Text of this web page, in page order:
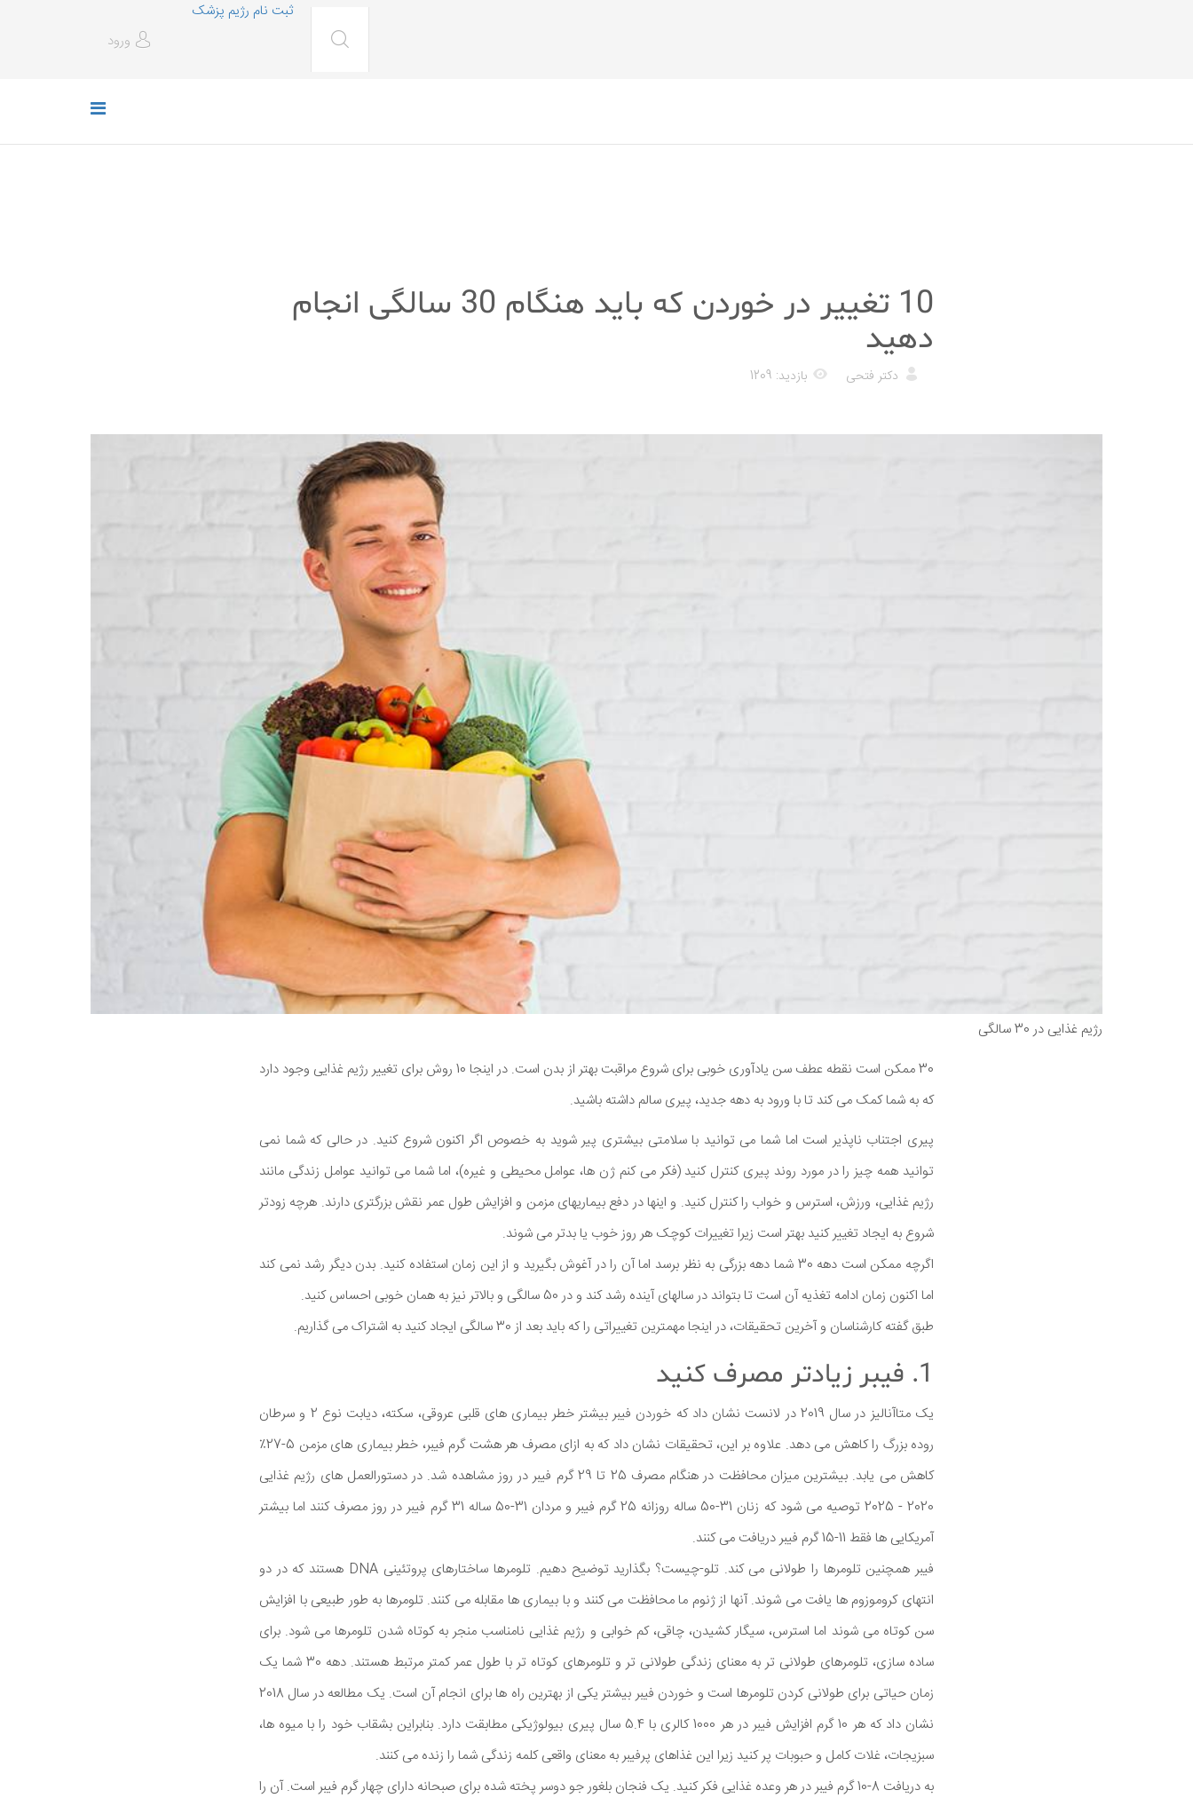
ثبت نام رژیم پزشک
ورود
10 تغییر در خوردن که باید هنگام 30 سالگی انجام
دهید
دکتر فتحی بازدید: 1209
رژیم غذایی در 30 سالگی
30 ممکن است نقطه عطف سن یادآوری خوبی برای شروع مراقبت بهتر از بدن است. در اینجا 10 روش برای تغییر رژیم غذایی وجود دارد
که به شما کمک می کند تا با ورود به دهه جدید، پیری سالم داشته باشید.
پیری اجتناب ناپذیر است اما شما می توانید با سلامتی بیشتری پیر شوید به خصوص اگر اکنون شروع کنید. در حالی که شما نمی
توانید همه چیز را در مورد روند پیری کنترل کنید (فکر می کنم ژن ها، عوامل محیطی و غیره)، اما شما می توانید عوامل زندگی مانند
رژیم غذایی، ورزش، استرس و خواب را کنترل کنید. و اینها در دفع بیماریهای مزمن و افزایش طول عمر نقش بزرگتری دارند. هرچه زودتر
شروع به ایجاد تغییر کنید بهتر است زیرا تغییرات کوچک هر روز خوب یا بدتر می شوند.
اگرچه ممکن است دهه 30 شما دهه بزرگی به نظر برسد اما آن را در آغوش بگیرید و از این زمان استفاده کنید. بدن دیگر رشد نمی کند
اما اکنون زمان ادامه تغذیه آن است تا بتواند در سالهای آینده رشد کند و در 50 سالگی و بالاتر نیز به همان خوبی احساس کنید.
طبق گفته کارشناسان و آخرین تحقیقات، در اینجا مهمترین تغییراتی را که باید بعد از 30 سالگی ایجاد کنید به اشتراک می گذاریم.
1. فیبر زیادتر مصرف کنید
یک متاآنالیز در سال 2019 در لانست نشان داد که خوردن فیبر بیشتر خطر بیماری های قلبی عروقی، سکته، دیابت نوع 2 و سرطان
روده بزرگ را کاهش می دهد. علاوه بر این، تحقیقات نشان داد که به ازای مصرف هر هشت گرم فیبر، خطر بیماری های مزمن 5-27٪
کاهش می یابد. بیشترین میزان محافظت در هنگام مصرف 25 تا 29 گرم فیبر در روز مشاهده شد. در دستورالعمل های رژیم غذایی
2020 - 2025 توصیه می شود که زنان 31-50 ساله روزانه 25 گرم فیبر و مردان 31-50 ساله 31 گرم فیبر در روز مصرف کنند اما بیشتر
آمریکایی ها فقط 11-15 گرم فیبر دریافت می کنند.
فیبر همچنین تلومرها را طولانی می کند. تلو-چیست؟ بگذارید توضیح دهیم. تلومرها ساختارهای پروتئینی DNA هستند که در دو
انتهای کروموزوم ها یافت می شوند. آنها از ژنوم ما محافظت می کنند و با بیماری ها مقابله می کنند. تلومرها به طور طبیعی با افزایش
سن کوتاه می شوند اما استرس، سیگار کشیدن، چاقی، کم خوابی و رژیم غذایی نامناسب منجر به کوتاه شدن تلومرها می شود. برای
ساده سازی، تلومرهای طولانی تر به معنای زندگی طولانی تر و تلومرهای کوتاه تر با طول عمر کمتر مرتبط هستند. دهه 30 شما یک
زمان حیاتی برای طولانی کردن تلومرها است و خوردن فیبر بیشتر یکی از بهترین راه ها برای انجام آن است. یک مطالعه در سال 2018
نشان داد که هر 10 گرم افزایش فیبر در هر 1000 کالری با 5.4 سال پیری بیولوژیکی مطابقت دارد. بنابراین بشقاب خود را با میوه ها،
سبزیجات، غلات کامل و حبوبات پر کنید زیرا این غذاهای پرفیبر به معنای واقعی کلمه زندگی شما را زنده می کنند.
به دریافت 8-10 گرم فیبر در هر وعده غذایی فکر کنید. یک فنجان بلغور جو دوسر پخته شده برای صبحانه دارای چهار گرم فیبر است. آن را